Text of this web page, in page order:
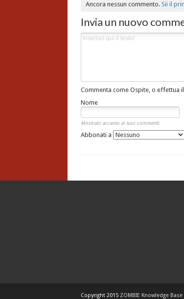
Ancora nessun commento.Sii il
Invia un nuovo
Commenta come Ospite, o effettua
Nome
Mostrato accanto ai tuoi commenti.
Abbonati a
Copyright 2015 ZOMBIE Knowledge